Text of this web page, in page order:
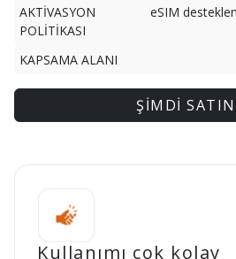
AKTİVASYON
POLİTİKASI
eSIM
KAPSAMA ALANI
ŞİMDİ
Kullanımı çok kolay